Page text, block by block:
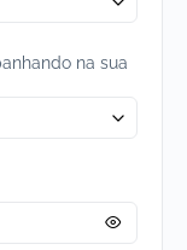
na sua